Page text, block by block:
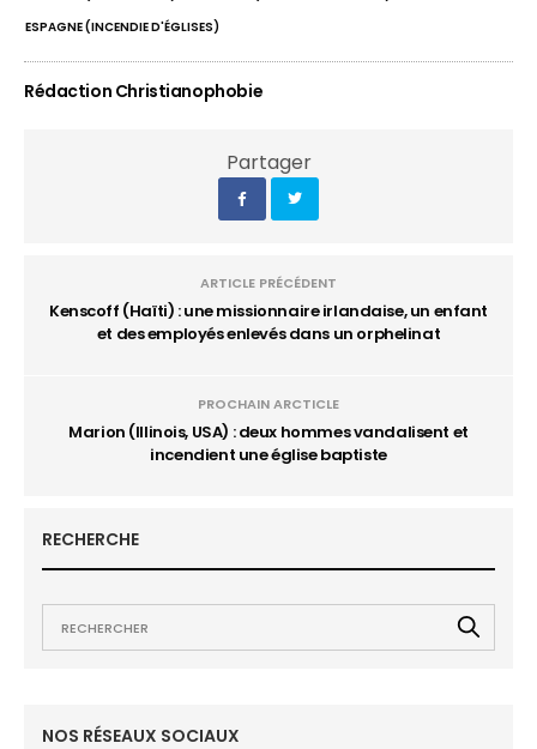
ESPAGNE (INCENDIE D'ÉGLISES)
Rédaction Christianophobie
Partager
ARTICLE PRÉCÉDENT
Kenscoff (Haïti) : une missionnaire irlandaise, un enfant
et des employés enlevés dans un orphelinat
PROCHAIN ARCTICLE
Marion (Illinois, USA) : deux hommes vandalisent et
incendient une église baptiste
RECHERCHE
NOS RÉSEAUX SOCIAUX